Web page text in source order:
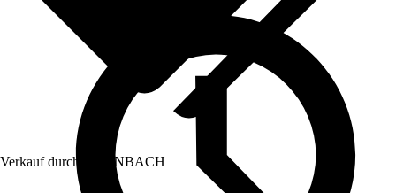
Verkauf durch: HORNBACH